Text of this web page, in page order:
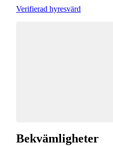
Verifierad hyresvärd
Bekvämligheter